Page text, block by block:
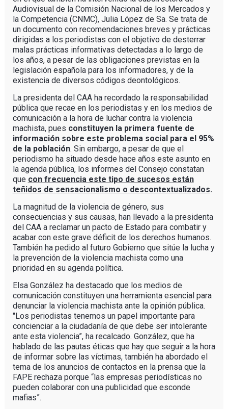
Audiovisual de la Comisión Nacional de los Mercados y
la Competencia (CNMC), Julia López de Sa. Se trata de
un documento con recomendaciones breves y prácticas
dirigidas a los periodistas con el objetivo de desterrar
malas prácticas informativas detectadas a lo largo de
los años, a pesar de las obligaciones previstas en la
legislación española para los informadores, y de la
existencia de diversos códigos deontológicos.
La presidenta del CAA ha recordado la responsabilidad
pública que recae en los periodistas y en los medios de
comunicación a la hora de luchar contra la violencia
machista, pues constituyen la primera fuente de
información sobre este problema social para el 95%
de la población. Sin embargo, a pesar de que el
periodismo ha situado desde hace años este asunto en
la agenda pública, los informes del Consejo constatan
que con frecuencia este tipo de sucesos están
teñidos de sensacionalismo o descontextualizados.
La magnitud de la violencia de género, sus
consecuencias y sus causas, han llevado a la presidenta
del CAA a reclamar un pacto de Estado para combatir y
acabar con este grave déficit de los derechos humanos.
También ha pedido al futuro Gobierno que sitúe la lucha y
la prevención de la violencia machista como una
prioridad en su agenda política.
Elsa González ha destacado que los medios de
comunicación constituyen una herramienta esencial para
denunciar la violencia machista ante la opinión pública.
"Los periodistas tenemos un papel importante para
concienciar a la ciudadanía de que debe ser intolerante
ante esta violencia”, ha recalcado. González, que ha
hablado de las pautas éticas que hay que seguir a la hora
de informar sobre las víctimas, también ha abordado el
tema de los anuncios de contactos en la prensa que la
FAPE rechaza porque “las empresas periodísticas no
pueden colaborar con una publicidad que esconde
mafias”.